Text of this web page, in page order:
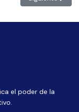
el poder de la